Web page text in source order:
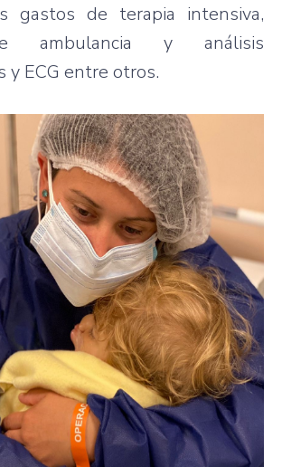
gastos de terapia intensiva,
ambulancia y análisis
y ECG entre otros.